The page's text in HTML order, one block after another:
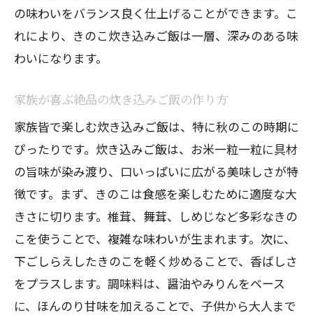
の味わいをバランス良く仕上げることができます。こ
れにより、きのこ炊き込みご飯は一層、深みのある味
わいになります。
家族が喜ぶ絶品の炊き込みご飯の作り方
家族皆で楽しむ炊き込みご飯は、特に秋のこの時期に
ぴったりです。炊き込みご飯は、お米一粒一粒に具材
の旨味が染み渡り、口いっぱいに広がる美味しさが特
徴です。まず、きのこは食感を楽しむために適度な大
きさに切ります。椎茸、舞茸、しめじなど多彩なきの
こを使うことで、複雑な味わいが生まれます。次に、
下ごしらえしたきのこを軽く炒めることで、香ばしさ
をプラスします。調味料は、醤油やみりんをベース
に、ほんのり甘味を加えることで、子供から大人まで